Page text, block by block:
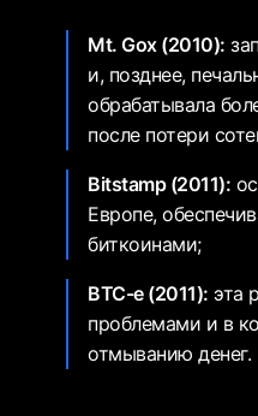
Mt. Gox (2010):
и, позднее,
обрабатывала
после потери
Bitstamp (2011):
Европе,
биткоинами;
BTC-e (2011): эта
проблемами и в
отмыванию денег.